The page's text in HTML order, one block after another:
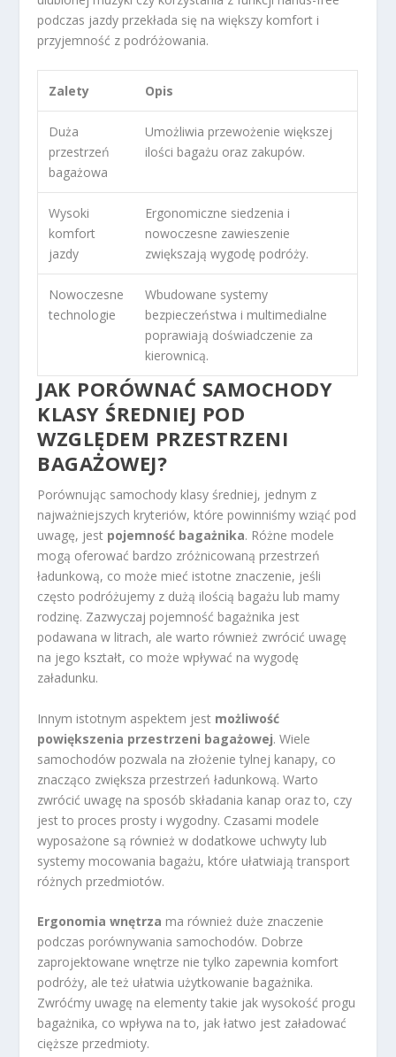
podczas jazdy przekłada się na większy komfort i
przyjemność z podróżowania.
Zalety Opis
Duża
przestrzeń
bagażowa
Umożliwia przewożenie większej
ilości bagażu oraz zakupów.
Wysoki
komfort
jazdy
Ergonomiczne siedzenia i
nowoczesne zawieszenie
zwiększają wygodę podróży.
Nowoczesne
technologie
Wbudowane systemy
bezpieczeństwa i multimedialne
poprawiają doświadczenie za
kierownicą.
JAK PORÓWNAĆ SAMOCHODY
KLASY ŚREDNIEJ POD
WZGLĘDEM PRZESTRZENI
BAGAŻOWEJ?
Porównując samochody klasy średniej, jednym z
najważniejszych kryteriów, które powinniśmy wziąć pod
uwagę, jest pojemność bagażnika. Różne modele
mogą oferować bardzo zróżnicowaną przestrzeń
ładunkową, co może mieć istotne znaczenie, jeśli
często podróżujemy z dużą ilością bagażu lub mamy
rodzinę. Zazwyczaj pojemność bagażnika jest
podawana w litrach, ale warto również zwrócić uwagę
na jego kształt, co może wpływać na wygodę
załadunku.
Innym istotnym aspektem jest możliwość
powiększenia przestrzeni bagażowej. Wiele
samochodów pozwala na złożenie tylnej kanapy, co
znacząco zwiększa przestrzeń ładunkową. Warto
zwrócić uwagę na sposób składania kanap oraz to, czy
jest to proces prosty i wygodny. Czasami modele
wyposażone są również w dodatkowe uchwyty lub
systemy mocowania bagażu, które ułatwiają transport
różnych przedmiotów.
Ergonomia wnętrza ma również duże znaczenie
podczas porównywania samochodów. Dobrze
zaprojektowane wnętrze nie tylko zapewnia komfort
podróży, ale też ułatwia użytkowanie bagażnika.
Zwróćmy uwagę na elementy takie jak wysokość progu
bagażnika, co wpływa na to, jak łatwo jest załadować
cięższe przedmioty.